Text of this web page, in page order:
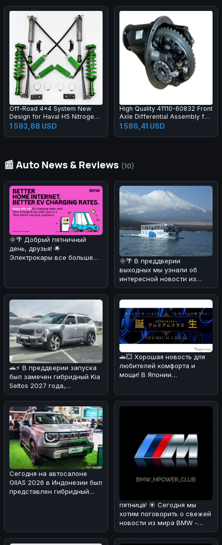
Off-Road 4x4 System New
Design for Haval H5 Nitrogen
Shock Absorber Suspension
1 593,88 USD
High Quality 41110-60832 Front
Axle Differential Assembly for
Land Cruiser
1 586,41 USD
📰 Auto News & Reviews (10)
🌞🌴 Добрый пятничный
день, друзья! 🌟
Электрокары все больше
🌞🌴 В преддверии
выходных мы узнали об
интересной новости из
Японии! 🚗💦 Компания Fuji
Quick Bus з
🚗⚡ В преддверии запуска
был замечен гибридный Kia
Seltos 2027 года,
проходящий испытания в
Альпах!
🚗💥 Хорошая новость для
любителей комфорта и
мощи! В Японии
Сегодня на автосалоне
GIIAS 2026 в Индонезии был
представлен гибридный
пятница! ☀️ Сегодня мы
хотим поговорить о свежей
новости из мира BMW -
люксовом SUV X7 Individual
в